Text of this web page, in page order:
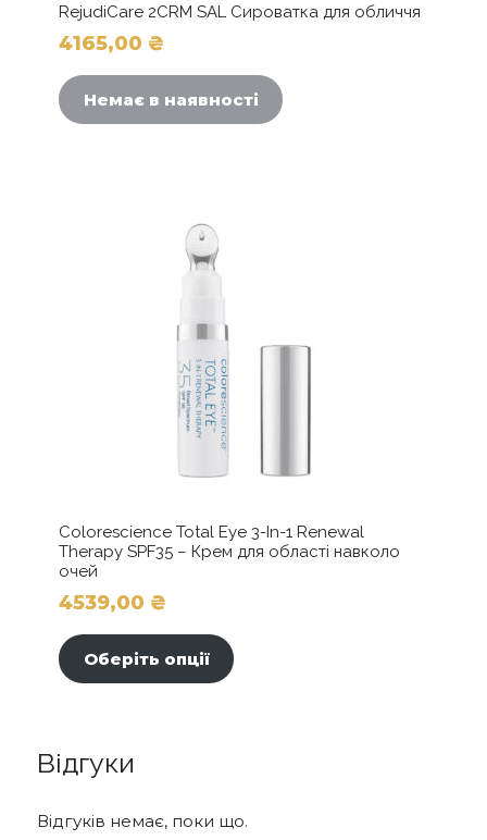
RejudiCare 2CRM SAL Сироватка для обличчя
4165,00 ₴
Немає в наявності
Colorescience Total Eye 3-In-1 Renewal
Therapy SPF35 – Крем для області навколо
очей
4539,00 ₴
Оберіть опції
на
Відгуки
Відгуків немає, поки що.